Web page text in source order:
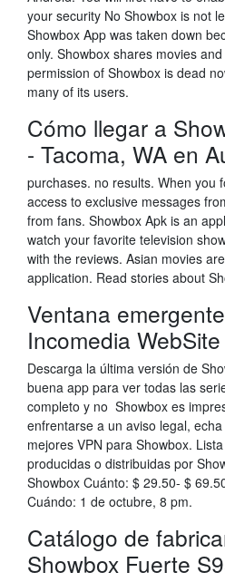
your security No Showbox is not
Showbox App was taken down
only. Showbox shares movies
permission of Showbox is dead
many of its users.
Cómo llegar a
- Tacoma, WA en
purchases. no results. When you
access to exclusive messages
from fans. Showbox Apk is an
watch your favorite television
with the reviews. Asian movies
application. Read stories about
Ventana
Incomedia
Descarga la última versión de
buena app para ver todas las
completo y no Showbox es
enfrentarse a un aviso legal,
mejores VPN para Showbox.
producidas o distribuidas por
Showbox Cuánto: $ 29.50- $
Cuándo: 1 de octubre, 8 pm.
Catálogo de
Showbox Fuerte